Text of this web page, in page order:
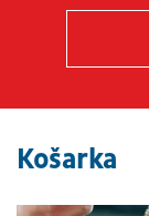
Košarka